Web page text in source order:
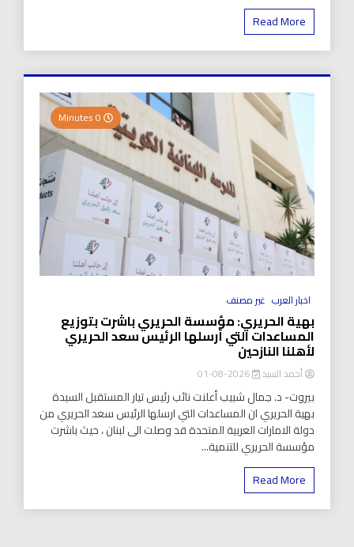
Read More
اخبار العرب غير مصنف
بهية الحريري: مؤسسة الحريري باشرت بتوزيع
المساعدات التي أرسلها الرئيس سعد الحريري
لأهلنا النازحين
أحمد السيد 2026-08-01
بيروت- د. جمال شبيب أعلنت نائب رئيس تيار المستقبل السيدة
بهية الحريري ان المساعدات التي ارسلها الرئيس سعد الحريري من
دولة الامارات العربية المتحدة قد وصلت الى لبنان ، حيث باشرت
مؤسسة الحريري للتنمية...
Read More